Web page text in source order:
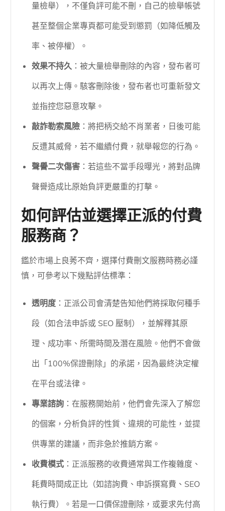
量檢舉），不僅負評可能不刪，自己的檢舉帳號
甚至整個企業專頁都可能受到懲罰（如降低觸及
率、被停權）。
效果不持久 ：被大量檢舉刪除的內容，發布者可
以再次上傳。駭客刪除後，發布者也可重新發文
並指控您惡意攻擊。
敲詐勒索風險 ：將把柄交給不肖業者，日後可能
反遭其威脅，若不繼續付費，就舉報您的行為。
聲譽二次傷害 ：若這些不當手段曝光，將對品牌
聲譽造成比原始負評更嚴重的打擊。
如何評估並選擇正派的付費
服務商？
鑑於市場上良莠不齊，選擇付費刪文服務時務必謹
慎，可參考以下幾點評估標準：
透明度 ：正派公司會清楚告知他們將採取何種手
段（如合法申訴或 SEO 壓制），並解釋其原
理、成功率、所需時間及潛在風險。他們不會做
出「100%保證刪除」的承諾，因為最終決定權
在平台或法律。
專業諮詢 ：在服務開始前，他們會先深入了解您
的個案，分析負評的性質、違規的可能性，並提
供專業的建議，而非急於推銷方案。
收費模式 ：正派服務的收費通常與工作複雜度、
耗費時間成正比（如諮詢費、申訴撰寫費、SEO
執行費）。若是一口價保證刪除，或要求先付高